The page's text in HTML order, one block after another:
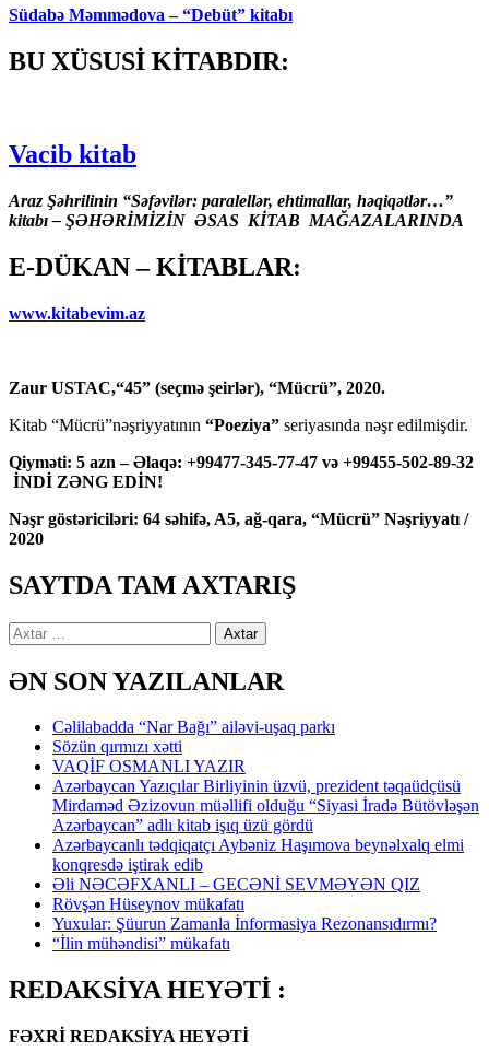
Südabə Məmmədova – “Debüt” kitabı
BU XÜSUSİ KİTABDIR:
Vacib kitab
Araz Şəhrilinin “Səfəvilər: paralellər, ehtimallar, həqiqətlər…”
kitabı – ŞƏHƏRİMİZİN ƏSAS KİTAB MAĞAZALARINDA
E-DÜKAN – KİTABLAR:
www.kitabevim.az
Zaur USTAC,“45” (seçmə şeirlər), “Mücrü”, 2020.
Kitab “Mücrü”nəşriyyatının “Poeziya” seriyasında nəşr edilmişdir.
Qiyməti: 5 azn – Əlaqə: +99477-345-77-47 və +99455-502-89-32
İNDİ ZƏNG EDİN!
Nəşr göstəriciləri: 64 səhifə, A5, ağ-qara, “Mücrü” Nəşriyyatı /
2020
SAYTDA TAM AXTARIŞ
Axtarış:
ƏN SON YAZILANLAR
Cəlilabadda “Nar Bağı” ailəvi-uşaq parkı
Sözün qırmızı xətti
VAQİF OSMANLI YAZIR
Azərbaycan Yazıçılar Birliyinin üzvü, prezident təqaüdçüsü
Mirdaməd Əzizovun müəllifi olduğu “Siyasi İradə Bütövləşən
Azərbaycan” adlı kitab işıq üzü gördü
Azərbaycanlı tədqiqatçı Aybəniz Haşımova beynəlxalq elmi
konqresdə iştirak edib
Əli NƏCƏFXANLI – GECƏNİ SEVMƏYƏN QIZ
Rövşən Hüseynov mükafatı
Yuxular: Şüurun Zamanla İnformasiya Rezonansıdırmı?
“İlin mühəndisi” mükafatı
REDAKSİYA HEYƏTİ :
FƏXRİ REDAKSİYA HEYƏTİ